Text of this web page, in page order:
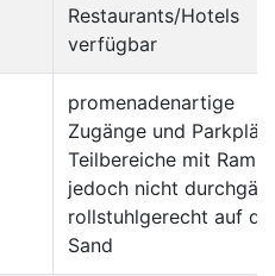
Restaurants/Hotels
verfügbar
promenadenartige
Zugänge und
Teilbereiche mit
jedoch nicht
rollstuhlgerecht auf
Sand